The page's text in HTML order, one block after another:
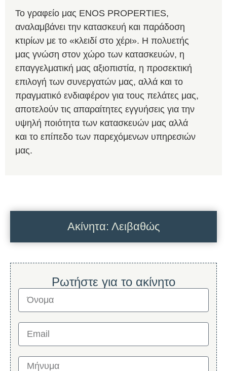
Το γραφείο μας ENOS PROPERTIES,
αναλαμβάνει την κατασκευή και παράδοση
κτιρίων με το «κλειδί στο χέρι». Η πολυετής
μας γνώση στον χώρο των κατασκευών, η
επαγγελματική μας αξιοπιστία, η προσεκτική
επιλογή των συνεργατών μας, αλλά και το
πραγματικό ενδιαφέρον για τους πελάτες μας,
αποτελούν τις απαραίτητες εγγυήσεις για την
υψηλή ποιότητα των κατασκευών μας αλλά
και το επίπεδο των παρεχόμενων υπηρεσιών
μας.
Ακίνητα: Λειβαθώς
Ρωτήστε για το ακίνητο